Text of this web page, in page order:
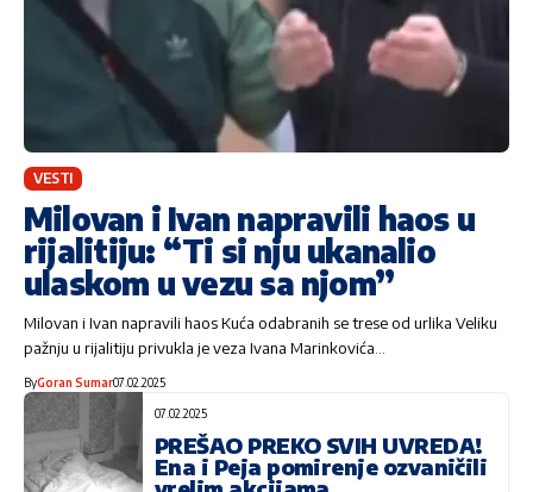
VESTI
Milovan i Ivan napravili haos u
rijalitiju: “Ti si nju ukanalio
ulaskom u vezu sa njom”
Milovan i Ivan napravili haos Kuća odabranih se trese od urlika Veliku
pažnju u rijalitiju privukla je veza Ivana Marinkovića…
ByGoran Sumar07.02.2025
07.02.2025
PREŠAO PREKO SVIH UVREDA!
Ena i Peja pomirenje ozvaničili